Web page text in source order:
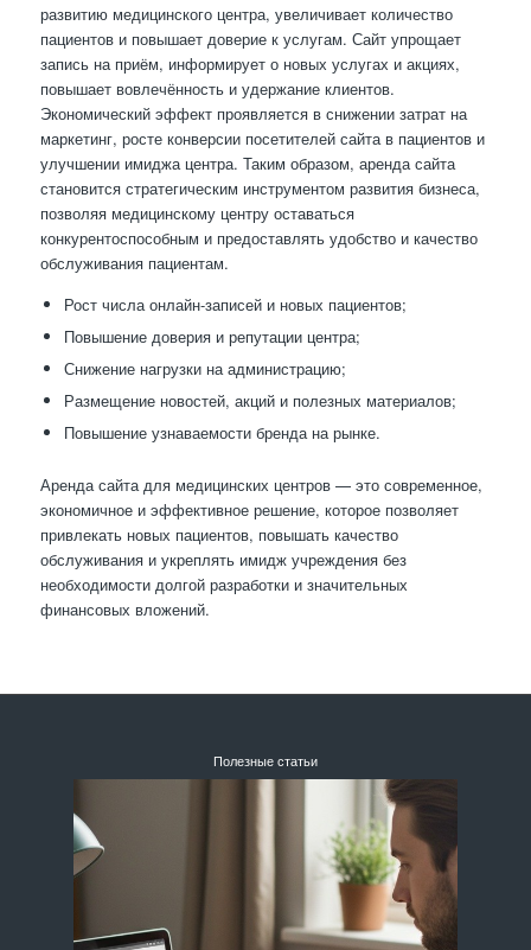
развитию медицинского центра, увеличивает количество
пациентов и повышает доверие к услугам. Сайт упрощает
запись на приём, информирует о новых услугах и акциях,
повышает вовлечённость и удержание клиентов.
Экономический эффект проявляется в снижении затрат на
маркетинг, росте конверсии посетителей сайта в пациентов и
улучшении имиджа центра. Таким образом, аренда сайта
становится стратегическим инструментом развития бизнеса,
позволяя медицинскому центру оставаться
конкурентоспособным и предоставлять удобство и качество
обслуживания пациентам.
Рост числа онлайн-записей и новых пациентов;
Повышение доверия и репутации центра;
Снижение нагрузки на администрацию;
Размещение новостей, акций и полезных материалов;
Повышение узнаваемости бренда на рынке.
Аренда сайта для медицинских центров — это современное,
экономичное и эффективное решение, которое позволяет
привлекать новых пациентов, повышать качество
обслуживания и укреплять имидж учреждения без
необходимости долгой разработки и значительных
финансовых вложений.
Полезные статьи